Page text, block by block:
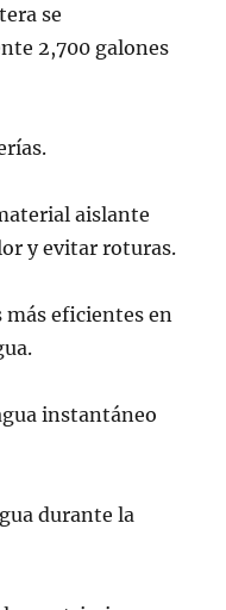
se
2,700 galones
aislante
y evitar roturas.
más eficientes en
instantáneo
durante la